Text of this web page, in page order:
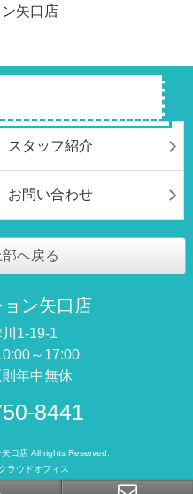
スタッフ紹介
お問い合わせ
へ戻る
ン矢口店
1-19-1
～17:00
則年中無休
8441
口店 All rights Reserved.
ラウドオフィス